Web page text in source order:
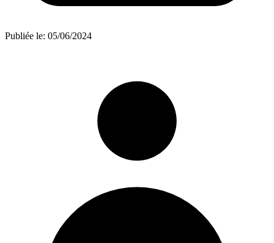
Publiée le: 05/06/2024